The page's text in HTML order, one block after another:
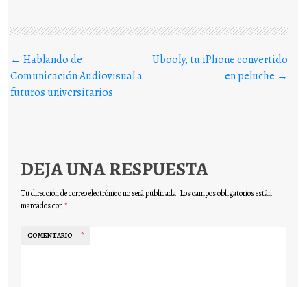
Buscar en los posts
← Hablando de
Comunicación Audiovisual a
futuros universitarios
Ubooly, tu iPhone convertido
en peluche →
DEJA UNA RESPUESTA
Tu dirección de correo electrónico no será publicada. Los campos obligatorios están
marcados con*
COMENTARIO *